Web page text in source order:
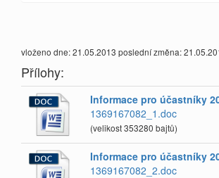
vloženo dne: 21.05.2013 poslední změna:
Přílohy:
Informace pro účastníky
1369167082_1.doc
(velikost 353280 bajtů)
Informace pro účastníky
1369167082_2.doc